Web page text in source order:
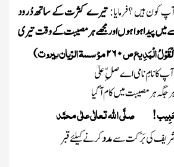
کون ہیں ؟فرمایا :تیرے کثرت کے ساتھ دُرود
پیدا ہوا ہوں اور مجھے ہر مصیبت کے وقت تیری
الْبَدِ یع ص۲۶۰مؤسسۃ الرّیان بیروت)
آپ کا نامِ نامی اے صلِّ علیٰ
جگہ ہر مصیبت میں کام آ گیا
! صلَّی اللہ تعالٰی علٰی محمَّد
کی بَرَکت سےمددکرنے کیلئے قبر